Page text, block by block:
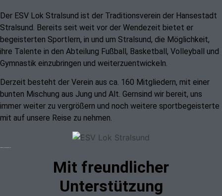
Der ESV Lok Stralsund ist der Traditionsverein der Hansestadt
Stralsund. Bereits seit weit vor der Wendezeit bietet er
begeisterten Sportlern, in und um Stralsund, die Möglichkeit,
ihre Talente in den Abteilung Fußball, Basketball, Volleyball und
Gymnastik einzubringen und weiterzuentwickeln.
Derzeit besteht der Verein aus ca. 160 Mitgliedern, mit einer
bunten Mischung aus Jung und Alt. Gernsind wir bereit, uns
immer weiter zu vergrößern und noch weitere sportbegeisterte
mit auf unsere Reise zu nehmen.
Mit freundlicher
Unterstützung